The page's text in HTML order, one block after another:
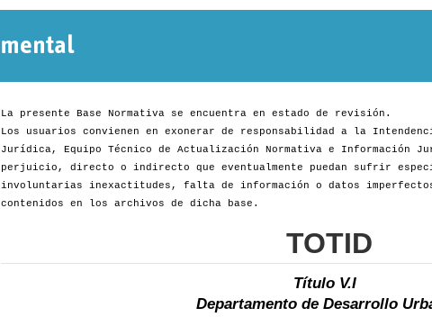
La presente Base Normativa se encuentra en estado de revisión.
Los usuarios convienen en exonerar de responsabilidad a la
Jurídica, Equipo Técnico de Actualización Normativa e Información
perjuicio, directo o indirecto que eventualmente puedan sufrir
involuntarias inexactitudes, falta de información o datos
contenidos en los archivos de dicha base.
TOTID
Título V.I
Departamento de Desarrollo